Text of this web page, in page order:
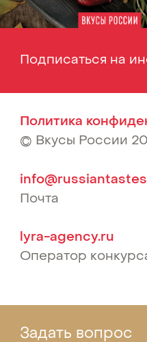
Политика
© Вкусы России
Почта
lyra-agency.ru
Оператор
Задать вопрос